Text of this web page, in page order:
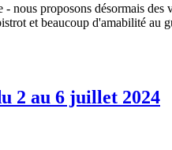
proposons désormais
et beaucoup d'amabilité
2 au 6 juillet 2024